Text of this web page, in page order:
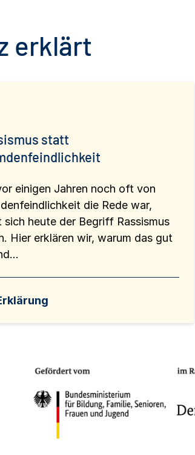
erklärt
statt
einigen Jahren noch oft von
die Rede war,
sich heute der Begriff Rassismus
Hier erklären wir, warum das gut